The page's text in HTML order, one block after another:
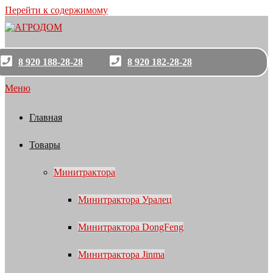
Перейти к содержимому
8 920 188-28-28 8 920 182-28-28
Меню
Главная
Товары
Минитрактора
Минитрактора Уралец
Минитрактора DongFeng
Минитрактора Jinma